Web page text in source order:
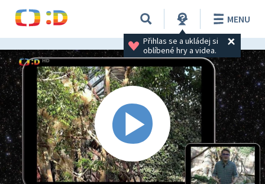
Přihlas se a ukládej si
oblíbené hry a videa.
MENU